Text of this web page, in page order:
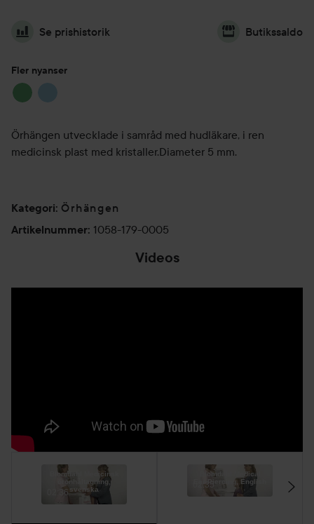
Se prishistorik Butikssaldo
Fler nyanser
Örhängen utvecklade i samråd med hudläkare, i ren
medicinsk plast med kristaller.Diameter 5 mm.
Kategori: Örhängen
Artikelnummer: 1058-179-0005
Videos
Blomdahl Medicinsk
öronhåltagning,
svenska
02:36
Blomdahl Medical
Ear Piercing, English
02:35